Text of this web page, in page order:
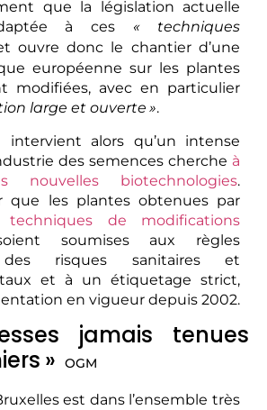
que la législation actuelle
à ces «
techniques
ouvre donc le chantier d’une
européenne sur les plantes
modifiées, avec en particulier
large et ouverte ».
intervient alors qu’un intense
des semences cherche à
nouvelles biotechnologies.
que les plantes obtenues par
techniques de modifications
soumises aux règles
des risques sanitaires et
et à un étiquetage strict,
en vigueur depuis 2002.
jamais tenues
» OGM
est dans l’ensemble très